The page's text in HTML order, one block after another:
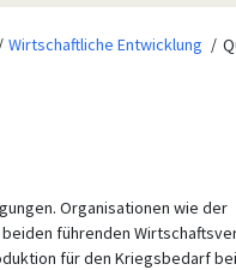
Wirtschaftliche Entwicklung
Organisationen wie der
führenden
für den Kriegsbedarf